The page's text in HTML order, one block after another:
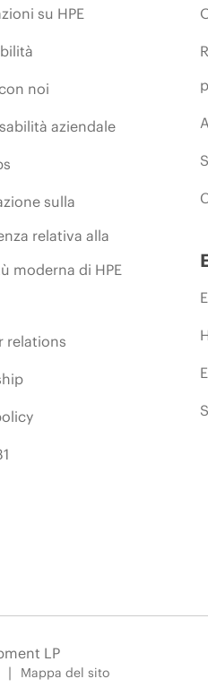
su HPE
noi
aziendale
sulla
relativa alla
moderna di HPE
relations
LP
Mappa del sito